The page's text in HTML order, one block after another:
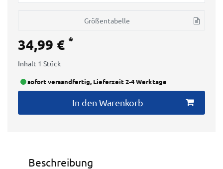
Größentabelle
34,99 € *
Inhalt 1 Stück
sofort versandfertig, Lieferzeit 2-4 Werktage
In den Warenkorb
Beschreibung